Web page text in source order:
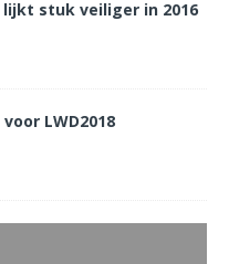
stuk veiliger in 2016
LWD2018